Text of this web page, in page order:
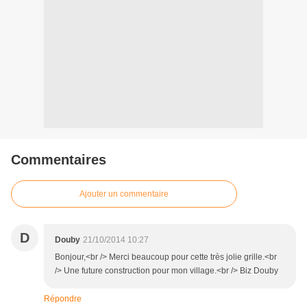
Commentaires
Ajouter un commentaire
D Douby 21/10/2014 10:27
Bonjour,<br /> Merci beaucoup pour cette très jolie grille.<br
/> Une future construction pour mon village.<br /> Biz Douby
Répondre